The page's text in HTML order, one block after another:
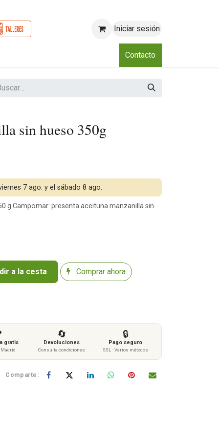
Iniciar sesión
Club
Contacto
sin hueso 350g
a la cesta Comprar ahora
7 ago. y el sábado 8 ago.
g Campomar: presenta aceituna manzanilla sin
gratis
🔄
Devoluciones
Consulta condiciones
🔒
Pago seguro
SSL · Varios métodos
Comparte: